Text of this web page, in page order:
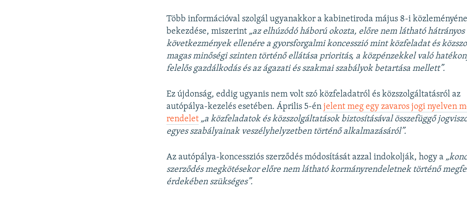
Több információval szolgál ugyanakkor a kabinetiroda május 8-i
bekezdése, miszerint „az elhúzódó háború okozta, előre nem látható hátrányos
következmények ellenére a gyorsforgalmi koncesszió mint közfeladat és
magas minőségi szinten történő ellátása prioritás, a közpénzekkel való
felelős gazdálkodás és az ágazati és szakmai szabályok betartása mellett”.
Ez újdonság, eddig ugyanis nem volt szó közfeladatról és közszolgáltatásról az
autópálya-kezelés esetében. Április 5-énjelent meg egy zavaros jogi nyelven
rendelet „a közfeladatok és közszolgáltatások biztosításával összefüggő
egyes szabályainak veszélyhelyzetben történő alkalmazásáról”.
Az autópálya-koncessziós szerződés módosítását azzal indokolják, hogy a
szerződés megkötésekor előre nem látható kormányrendeletnek történő
érdekében szükséges”.